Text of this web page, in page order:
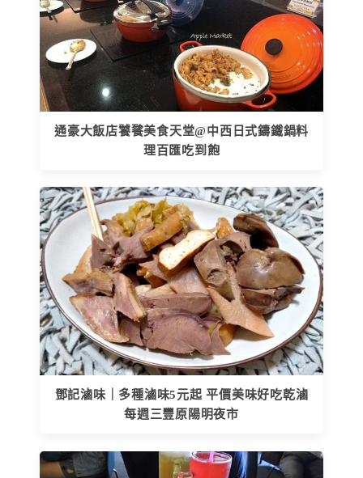
通豪大飯店饕餮美食天堂@中西日式鑄鐵鍋料
理百匯吃到飽
鄧記滷味｜多種滷味5元起 平價美味好吃乾滷
每週三豐原陽明夜市